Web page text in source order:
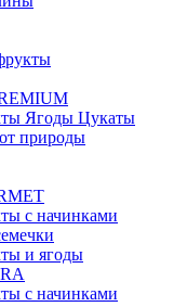
Ягоды Цукаты
природы
с начинками
и ягоды
с начинками